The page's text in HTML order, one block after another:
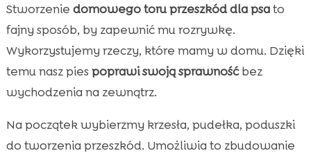
Stworzenie domowego toru przeszkód dla psato
fajny sposób, by zapewnić mu rozrywkę.
Wykorzystujemy rzeczy, które mamy w domu. Dzięki
temu nasz piespoprawi swoją sprawnośćbez
wychodzenia na zewnątrz.
Na początek wybierzmy krzesła, pudełka, poduszki
do tworzenia przeszkód. Umożliwia to zbudowanie